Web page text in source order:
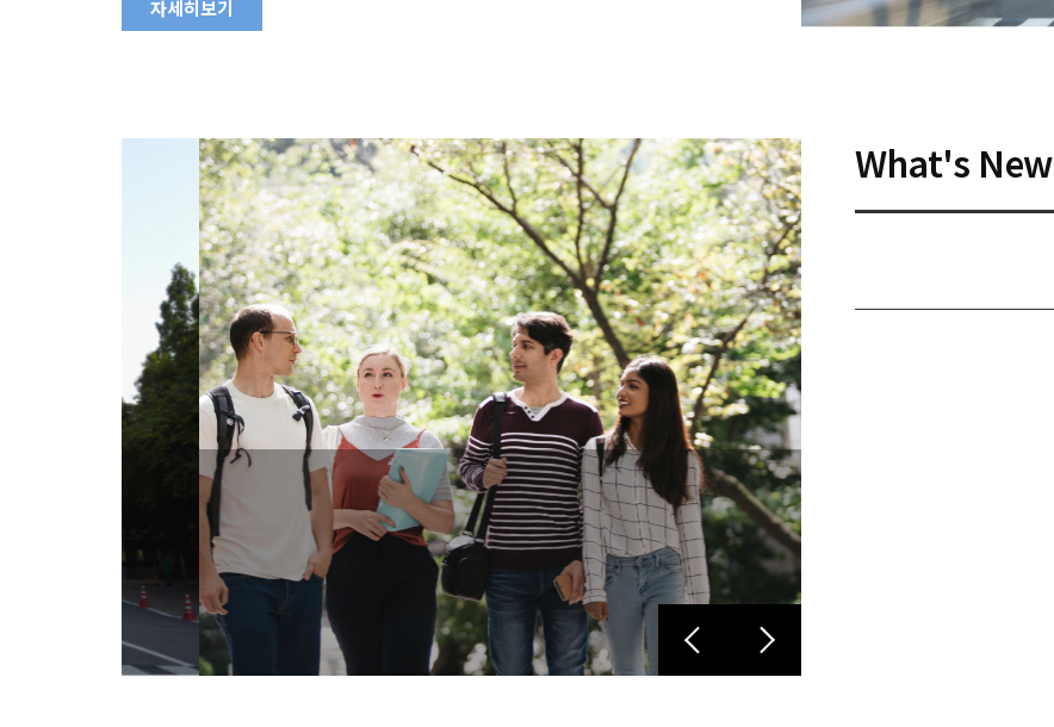
자세히보기
POPUP ZONE
서울대학교 평창캠퍼스 발전 아이
디어 공모전 공지
What's New